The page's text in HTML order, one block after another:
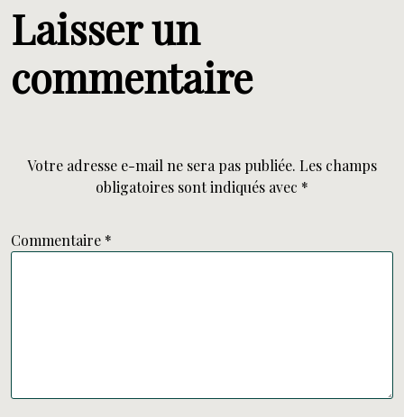
Laisser un
commentaire
Votre adresse e-mail ne sera pas publiée. Les champs
obligatoires sont indiqués avec *
Commentaire *